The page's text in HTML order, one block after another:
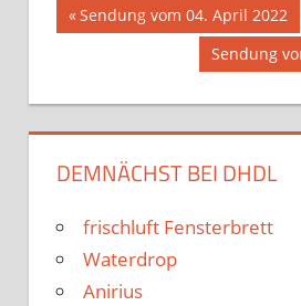
Beitrags-
Navigation
Vorheriger
Beitrag:
Sendung vom 04. April 2022
Nächster
Beitrag:
Sendung
DEMNÄCHST BEI DHDL
frischluft Fensterbrett
Waterdrop
Anirius